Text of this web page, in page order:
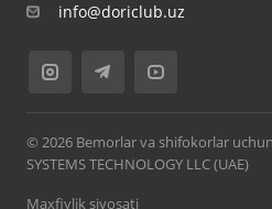
info@doriclub.uz
© 2026 Bemorlar va shifokorlar
SYSTEMS TECHNOLOGY LLC (UAE)
Maxfiylik siyosati